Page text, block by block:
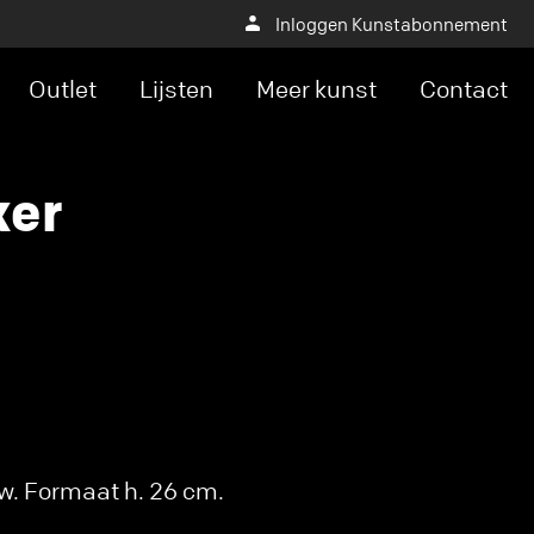
Inloggen Kunstabonnement
Outlet Lijsten Meer kunst Contact
Formaat h. 26 cm.